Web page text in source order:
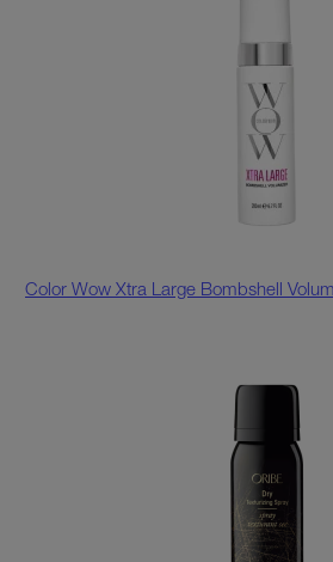
Color Wow Xtra Large Bombshell